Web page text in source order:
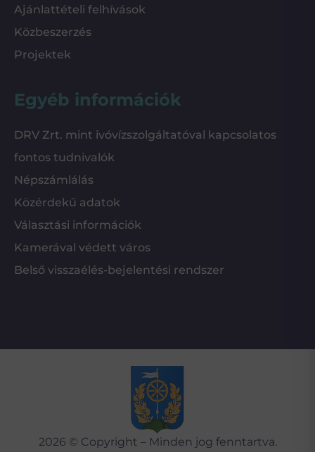
Ajánlattételi felhívások
Közbeszerzés
Projektek
Egyéb információk
DRV Zrt. mint ivóvízszolgáltatóval kapcsolatos
fontos tudnivalók
Népszámlálás
Közérdekű adatok
Választási információk
Kamerával védett város
Belső visszaélés-bejelentési rendszer
2026 © Copyright – Minden jog fenntartva.